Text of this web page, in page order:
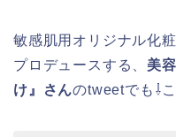
敏感肌用オリジナル化
プロデュースする、 美
け』さんのtweetでも⇩